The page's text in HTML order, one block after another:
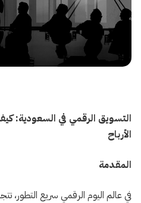
التسويق الرقمي في السعودية:
الأرباح
المقدمة
في عالم اليوم الرقمي سريع التطور،